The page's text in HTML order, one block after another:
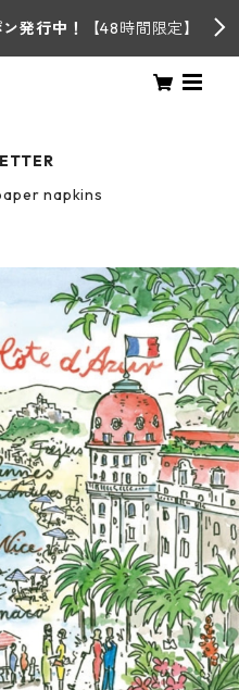
発行中！ 【48時間限定】
napkins